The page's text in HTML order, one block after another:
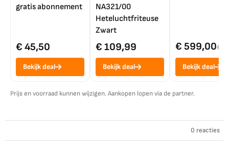
gratis abonnement
€ 45,50
Bekijk deal
NA321/00
Heteluchtfriteuse
Zwart
€ 109,99
Bekijk deal
€ 599,00€
Bekijk deal
Prijs en voorraad kunnen wijzigen. Aankopen lopen via de partner.
0 reacties